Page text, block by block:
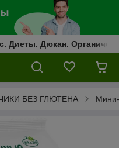
Диеты. Дюкан.
БЕЗ ГЛЮТЕНА Мини-